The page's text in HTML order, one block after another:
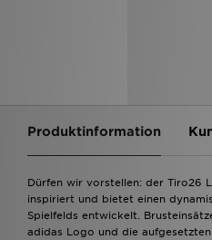
Produktinformation
Dürfen wir vorstellen: der Tiro26
inspiriert und bietet einen
Spielfelds entwickelt.
adidas Logo und die